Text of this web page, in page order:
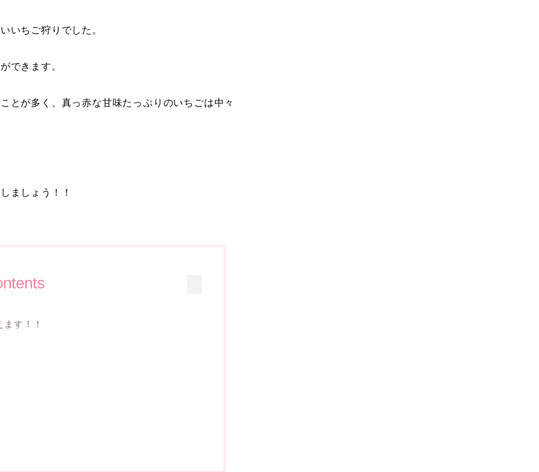
いちご狩りでした。
できます。
とが多く、真っ赤な甘味たっぷりのいちごは中々
ましょう！！
す！！